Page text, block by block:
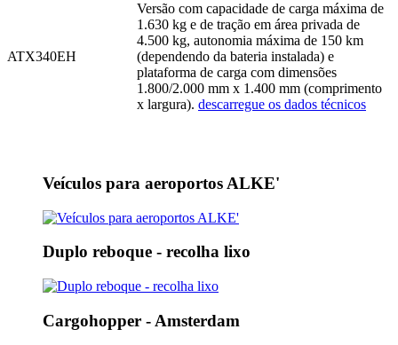
ATX340EH
Versão com capacidade de carga máxima de
1.630 kg e de tração em área privada de
4.500 kg, autonomia máxima de 150 km
(dependendo da bateria instalada) e
plataforma de carga com dimensões
1.800/2.000 mm x 1.400 mm (comprimento
x largura). descarregue os dados técnicos
Veículos para aeroportos ALKE'
Duplo reboque - recolha lixo
Cargohopper - Amsterdam